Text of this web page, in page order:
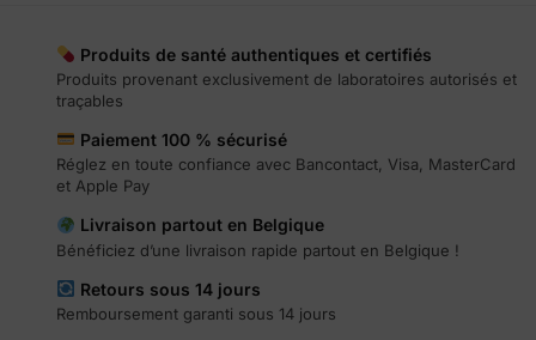
Produits de santé authentiques et certifiés
Produits provenant exclusivement de laboratoires autorisés et
traçables
Paiement 100 % sécurisé
Réglez en toute confiance avec Bancontact, Visa, MasterCard
et Apple Pay
Livraison partout en Belgique
Bénéficiez d’une livraison rapide partout en Belgique !
Retours sous 14 jours
Remboursement garanti sous 14 jours